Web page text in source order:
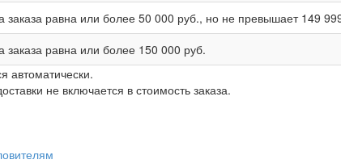
равна или более 50 000 руб., но не превышает 149
равна или более 150 000 руб.
автоматически.
не включается в стоимость заказа.